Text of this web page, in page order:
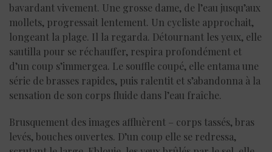
bavardant vivement. Une grosse dame, de l’eau jusqu’aux
mollets, progressait lentement. Un cycliste approchait,
longeant la plage. Il la regarda. Détournant les yeux, elle
sautilla pour se réchauffer, respira profondément et
d’un coup s’immergea. Le souffle coupé, elle entama une
série de brasses rapides, puis ralentit et s’abandonna à la
sensation de son corps fluide dans l’eau fraîche.
Brusquement des images affluèrent – corps tassés, bras
levés, bouches ouvertes. D’un coup elle se redressa,